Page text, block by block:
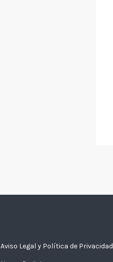
Aviso Legal y Política de Privacidad